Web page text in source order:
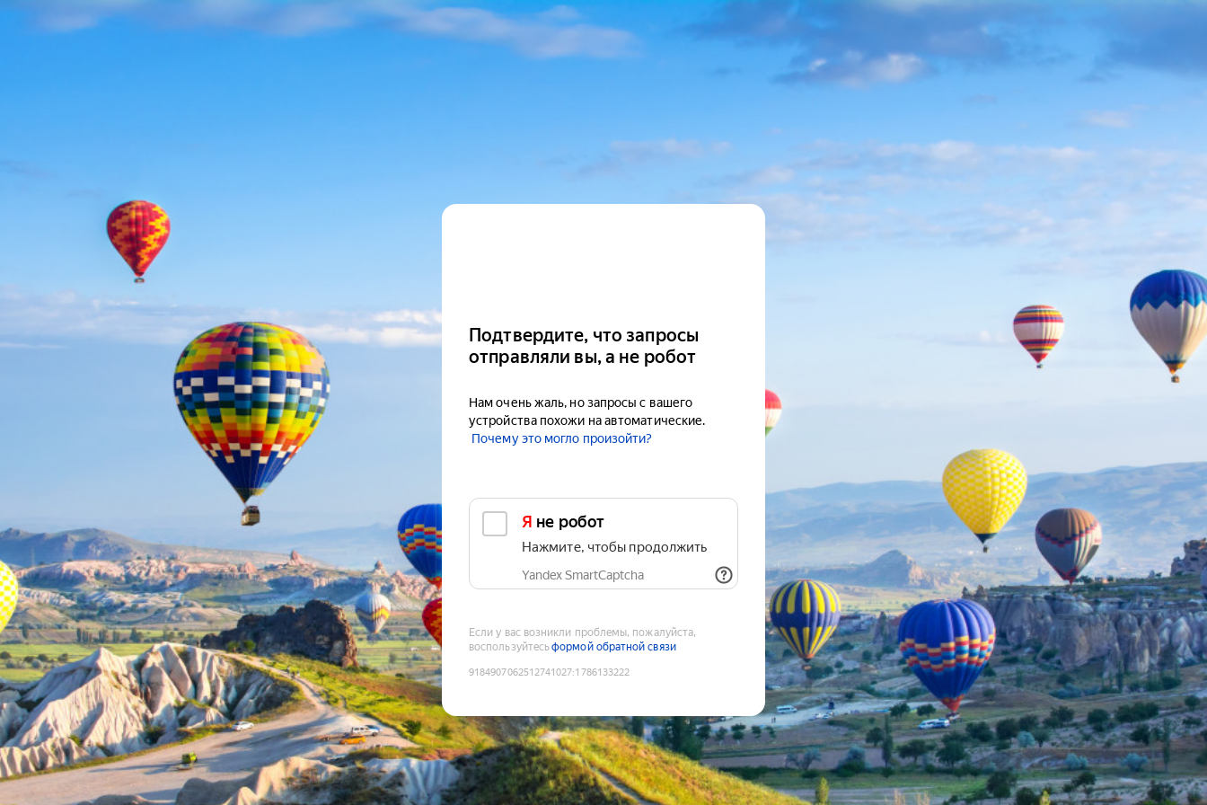
Подтвердите, что запросы
отправляли вы, а не робот
Нам очень жаль, но запросы с вашего
устройства похожи на автоматические.
Почему это могло произойти?
Я не робот
Нажмите, чтобы продолжить
Yandex SmartCaptcha
Если у вас возникли проблемы, пожалуйста,
воспользуйтесьформой обратной связи
9184907062512741027:1786133222